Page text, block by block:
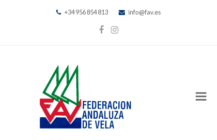
+34 956 854 813 info@fav.es
Facebook
Instagram